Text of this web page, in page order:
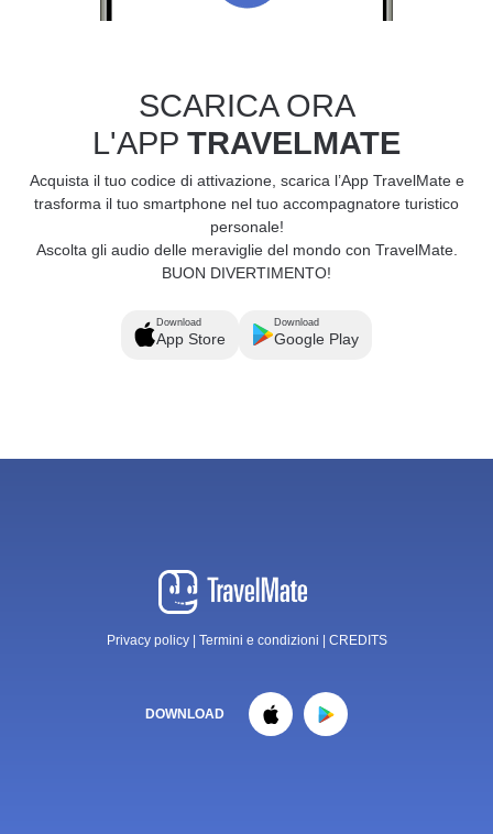
SCARICA ORA
L'APP TRAVELMATE
Acquista il tuo codice di attivazione, scarica l’App TravelMate e
trasforma il tuo smartphone nel tuo accompagnatore turistico
personale!
Ascolta gli audio delle meraviglie del mondo con TravelMate.
BUON DIVERTIMENTO!
Download
App Store
Download
Google Play
Privacy policy| Termini e condizioni CREDITS
DOWNLOAD